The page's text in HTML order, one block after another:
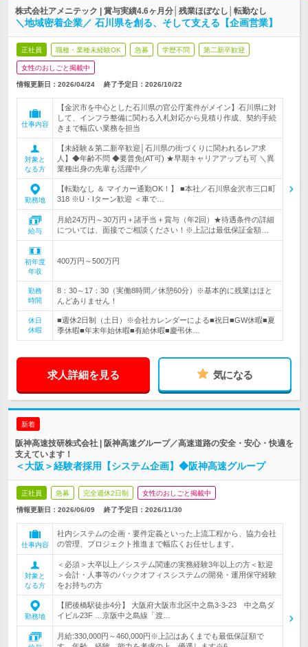
株式会社アメニテック | 賞与実績4.6ヶ月分│残業ほぼなし│転勤なし
＼地域密着企業／ 石川県を創る、そして支える【企画営業】
正社員 職種・業種未経験OK 急募 学歴不問 第二新卒歓迎
女性のおしごと掲載中
情報更新日：2026/04/24 終了予定日： 2026/10/22
仕事内容
【金沢市を中心とした石川県の官公庁案件がメイン】石川県に対
して、インフラ整備に関わる入札対応から見積り作成、契約手続
きまで幅広い業務を担当
対象と
なる方
【未経験＆第二新卒歓迎│石川県の街づくりに関われるレア求
人】◆年齢不問 ◆要普免(AT可) ★早期キャリアアップも可 ＼異
業種出身の先輩も活躍中／
勤務地
【転勤なし ＆ マイカー通勤OK！】 ■本社／石川県金沢市三口町
318 ※U・Iターン歓迎 ＜車で…
給与
月給24万円～30万円＋諸手当＋賞与（年2回）★待遇条件の詳細
については、面接でご相談ください！※上記は最低保証金額…
初年度
年収
400万円～500万円
勤務
時間
8：30～17：30（実働8時間／休憩60分）※基本的に残業はほと
んどありません！
休日
休暇
■週休2日制（土日）※会社カレンダーによる■祝日■GW休暇■夏
季休暇■年末年始休暇■有給休暇■慶弔休…
求人詳細を見る 気になる
新着
阪神高速技研株式会社 | 阪神高速グループ／高速道路の安全・安心・快適を
支えています！
＜大阪＞経験者採用【システム企画】◆阪神高速グループ
正社員 急募 完全週休2日制 女性のおしごと掲載中
情報更新日：2026/06/09 終了予定日： 2026/11/30
仕事内容
社内システムの企画・要件定義といった上流工程から、協力会社
の管理、プロジェクト推進まで幅広くお任せします。
対象と
なる方
＜必須＞大卒以上／システム関連の実務経験3年以上の方＜歓迎
＞会計・人事等のバックオフィスシステムの開発・運用保守経験
をお持ちの方
勤務地
【肥後橋駅徒歩4分】 大阪府大阪市北区中之島3-3-23 中之島ダ
イビル23F …京阪中之島線「渡…
月給:330,000円～460,000円※上記はあくまでも最低保証額で